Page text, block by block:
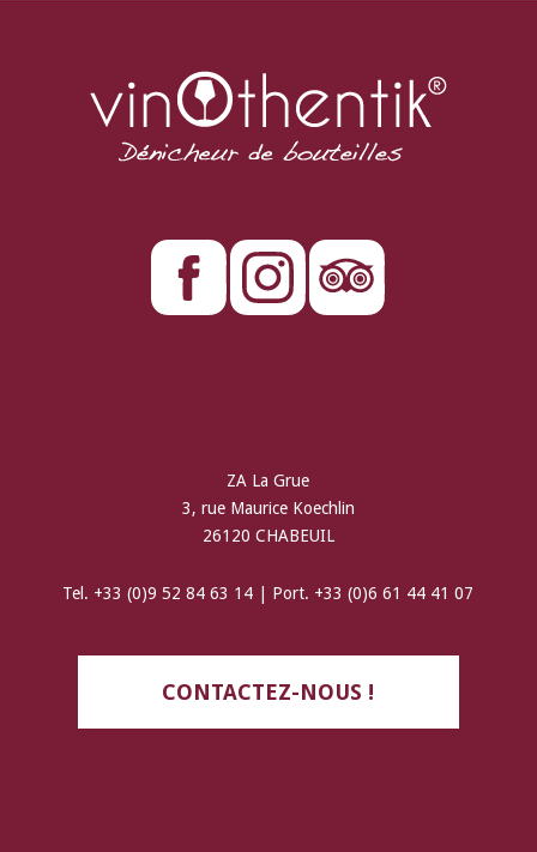
ZA La Grue
3, rue Maurice Koechlin
26120 CHABEUIL
Tel. +33 (0)9 52 84 63 14 | Port. +33 (0)6 61 44 41 07
CONTACTEZ-NOUS !